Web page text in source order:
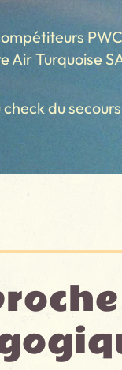
Air Turquoise
du